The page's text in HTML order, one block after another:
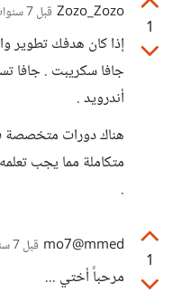
1
Zozo_Zozo قبل 7 سنوات
جافا سكريبت . جافا
أندرويد .
هناك دورات متخصصة
متكاملة مما يجب
.
1
mo7@mmed قبل 7 سنوات
مرحباً أختي ...